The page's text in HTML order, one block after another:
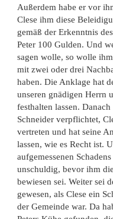
Außerdem habe er vor
Clese ihm diese
gemäß der Erkenntnis
Peter 100 Gulden. Und
sagen wolle, so wolle
mit zwei oder drei
haben. Die Anklage hat
unseren gnädigen Herrn
festhalten lassen.
Schneider verpflichtet,
vertreten und hat seine
lassen, wie es Recht ist.
aufgemessenen
unschuldig, bevor ihm
bewiesen sei. Weiter sei
gewesen, als Clese ein
der Gemeinde war. Da